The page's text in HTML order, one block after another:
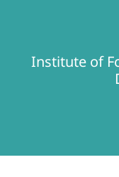
ผลงานวิจัย
ผลิตภัณฑ์แล
Institute of